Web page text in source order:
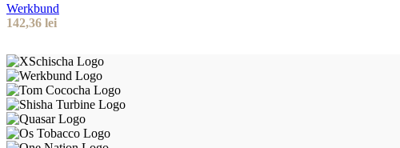
Werkbund
142,36 lei